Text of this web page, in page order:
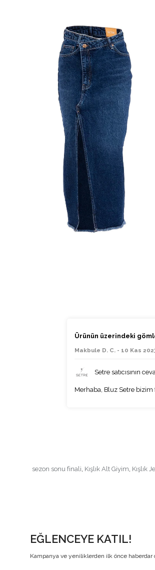
Ürünün üzerindeki
Makbule D. C. - 10 Kas
Setre satıcısının
Merhaba, Bluz Setre
sezon sonu finali Kışlık Alt Giyim Kışlık
EĞLENCEYE KATIL!
Kampanya ve yeniliklerden ilk önce haberdar